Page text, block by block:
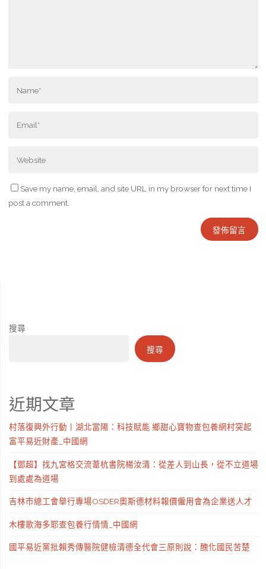
Save my name, email, and site URL in my browser for next time I
post a comment.
搜尋
搜尋
近期文章
村落復興外行動丨湖北當陽：科技賦能 鄉甜心寶物查包養網村突起
富平易近財產_中國網
【鄧超】找九宮格交流葦杭書院楊汝清：從差人到山長，從不立道場
到處處為道場
吉林市總工會舉行專場OSDER奧斯德材料報價僱用會為企業送人才
木樓歌海多耶查包養行情情_中國網
國平易近黨批賴秀傳醫院健檢清德全代會三原則說：醜化國民苦楚